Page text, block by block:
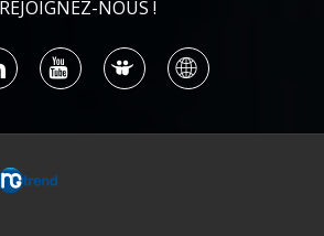
REJOIGNEZ-NOUS !